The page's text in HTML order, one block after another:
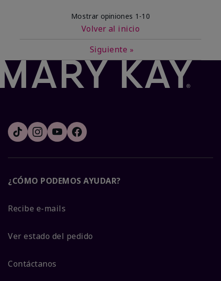
Mostrar opiniones 1-10
Volver al inicio
Siguiente »
¿CÓMO PODEMOS AYUDAR?
Recibe e-mails
Ver estado del pedido
Contáctanos